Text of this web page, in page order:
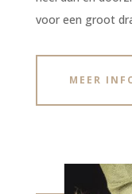
voor een groot
MEER